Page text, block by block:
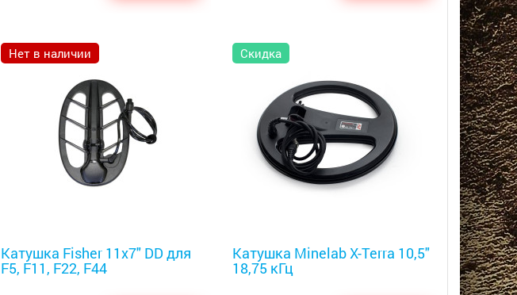
Нет в наличии
Катушка Fisher 11x7" DD для
F5, F11, F22, F44
Скидка
Катушка Minelab X-Terra 10,5"
18,75 кГц